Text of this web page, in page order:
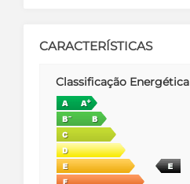
CARACTERÍSTICAS
Classificação Energética